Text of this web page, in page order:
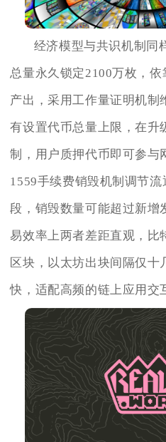
经济模型与共识机制同
总量永久锁定2100万枚，
产出，采用工作量证明机制
有设置代币总量上限，在升
制，用户质押代币即可参与
1559手续费销毁机制调节
段，销毁数量可能超过新增
易效率上两者差距直观，比
区块，以太坊出块间隔仅十
快，适配高频的链上应用交